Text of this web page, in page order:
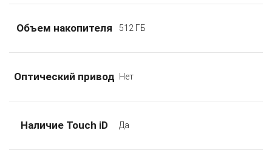
Объем накопителя 512 ГБ
Оптический привод Нет
Наличие Touch iD Да